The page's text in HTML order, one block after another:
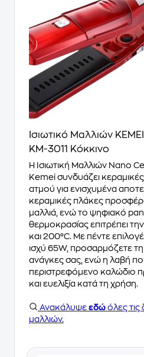
Ισιωτικό Μαλλιών
KM-3011 Κόκκινο
Η Ισιωτική Μαλλιών Nano
Kemei συνδυάζει
ατμού για ενισχυμένα
κεραμικές πλάκες
μαλλιά, ενώ το ψηφιακό
θερμοκρασίας επιτρέπει
και 200°C. Με πέντε
ισχύ 65W, προσαρμόζετε
ανάγκες σας, ενώ η λαβή
περιστρεφόμενο καλώδιο
και ευελιξία κατά τη χρήση.
Ανακάλυψε εδώ όλες τις
μαλλιών.